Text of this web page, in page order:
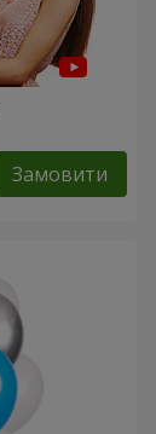
Замовити